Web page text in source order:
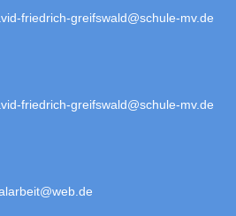
friedrich-greifswald@schule-mv.de
friedrich-greifswald@schule-mv.de